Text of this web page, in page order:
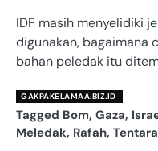
IDF masih menyelidiki
digunakan, bagaimana
bahan peledak itu
GAKPAKELAMAA.BIZ.ID
Tagged Bom, Gaza,
Meledak, Rafah, Tentara